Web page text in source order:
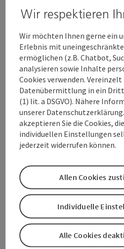
für Küche, Wohnzimmer und
Entdecke unsere Highlights
wenn du deinen nächsten
Kühlschrank bestellen willst.
Konditionen verbinden wir
starken Kunden-Service.
Öffnungszeiten
Anreise/Lage
Wir respektieren
Wir möchten Ihnen gerne ein
Erlebnis mit
ermöglichen (z.B. Chatbot,
analysieren sowie Inhalte
Cookies verwenden. Vereinzelt
Datenübermittlung in ein
(1) lit. a DSGVO). Nähere
unserer
akzeptieren Sie die Cookies,
individuellen Einstellungen
jederzeit widerrufen können.
Alle Cookies
Individuelle
Allen Cookies